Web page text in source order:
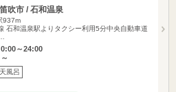
吹市 / 石和温泉
937m
石和温泉駅よりタクシー利用5分中央自動車道
～24:00
風呂